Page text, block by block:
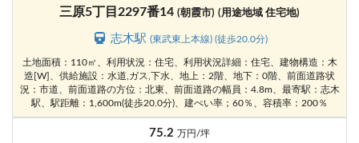
三原5丁目2297番14 (朝霞市) (用途地域 住宅地)
志木駅 (東武東上本線) (徒歩20.0分)
土地面積：110㎡、利用状況：住宅、利用状況詳細：住宅、建物構造：木
造[W]、供給施設：水道,ガス,下水、地上：2階、地下：0階、前面道路状
況：市道、前面道路の方位：北東、前面道路の幅員：4.8m、最寄駅：志木
駅、駅距離：1,600m(徒歩20.0分)、建ぺい率；60％、容積率：200％
75.2 万円/坪